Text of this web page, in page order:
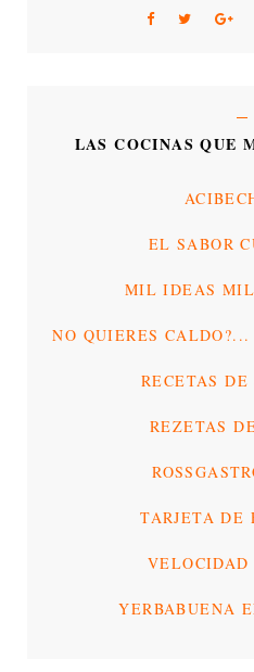
LAS COCINAS QUE
EL SABOR
MIL IDEAS MIL
NO QUIERES
RECETAS DE
REZETAS
TARJETA DE
VELOCIDAD
YERBABUENA